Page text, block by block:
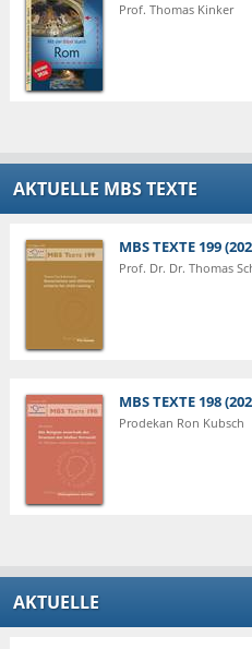
Prof. Thomas Kinker
AKTUELLE MBS TEXTE
MBS TEXTE 199
Prof. Dr. Dr. Thomas
MBS TEXTE 198
Prodekan Ron Kubsch
AKTUELLE